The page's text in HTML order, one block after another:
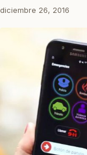
diciembre 26, 2016